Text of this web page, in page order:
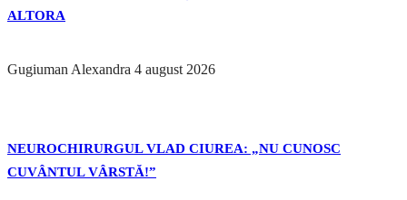
ALTORA
Gugiuman Alexandra 4 august 2026
NEUROCHIRURGUL VLAD CIUREA: „NU CUNOSC
CUVÂNTUL VÂRSTĂ!”